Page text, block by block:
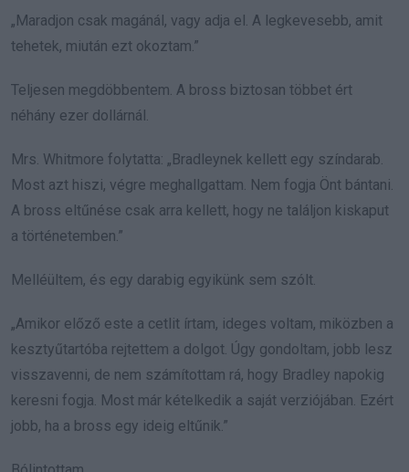
„Maradjon csak magánál, vagy adja el. A legkevesebb, amit
tehetek, miután ezt okoztam.”
Teljesen megdöbbentem. A bross biztosan többet ért
néhány ezer dollárnál.
Mrs. Whitmore folytatta: „Bradleynek kellett egy színdarab.
Most azt hiszi, végre meghallgattam. Nem fogja Önt bántani.
A bross eltűnése csak arra kellett, hogy ne találjon kiskaput
a történetemben.”
Melléültem, és egy darabig egyikünk sem szólt.
„Amikor előző este a cetlit írtam, ideges voltam, miközben a
kesztyűtartóba rejtettem a dolgot. Úgy gondoltam, jobb lesz
visszavenni, de nem számítottam rá, hogy Bradley napokig
keresni fogja. Most már kételkedik a saját verziójában. Ezért
jobb, ha a bross egy ideig eltűnik.”